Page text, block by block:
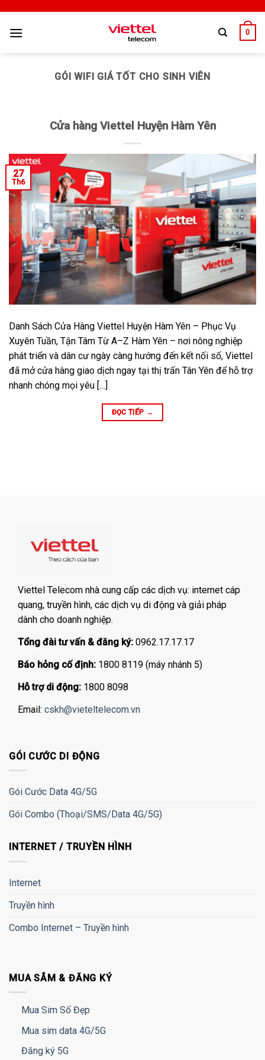
0
GÓI WIFI GIÁ TỐT CHO SINH VIÊN
Cửa hàng Viettel Huyện Hàm Yên
27
Th6
Danh Sách Cửa Hàng Viettel Huyện Hàm Yên – Phục Vụ
Xuyên Tuần, Tận Tâm Từ A–Z Hàm Yên – nơi nông nghiệp
phát triển và dân cư ngày càng hướng đến kết nối số, Viettel
đã mở cửa hàng giao dịch ngay tại thị trấn Tân Yên để hỗ trợ
nhanh chóng mọi yêu […]
ĐỌC TIẾP →
Viettel Telecom nhà cung cấp các dịch vụ: internet cáp
quang, truyền hình, các dịch vụ di động và giải pháp
dành cho doanh nghiệp.
Tổng đài tư vấn & đăng ký: 0962.17.17.17
Báo hỏng cố định: 1800 8119 (máy nhánh 5)
Hỗ trợ di động: 1800 8098
Email: cskh@vieteltelecom.vn
GÓI CƯỚC DI ĐỘNG
Gói Cước Data 4G/5G
Gói Combo (Thoại/SMS/Data 4G/5G)
INTERNET / TRUYỀN HÌNH
Internet
Truyền hình
Combo Internet – Truyền hình
MUA SẮM & ĐĂNG KÝ
Mua Sim Số Đẹp
Mua sim data 4G/5G
Đăng ký 5G